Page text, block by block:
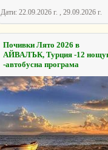
Дати: 22.09.2026 г. , 29.09.2026 г.
Почивки Лято 2026 в
АЙВАЛЪК, Турция -12
-автобусна програма